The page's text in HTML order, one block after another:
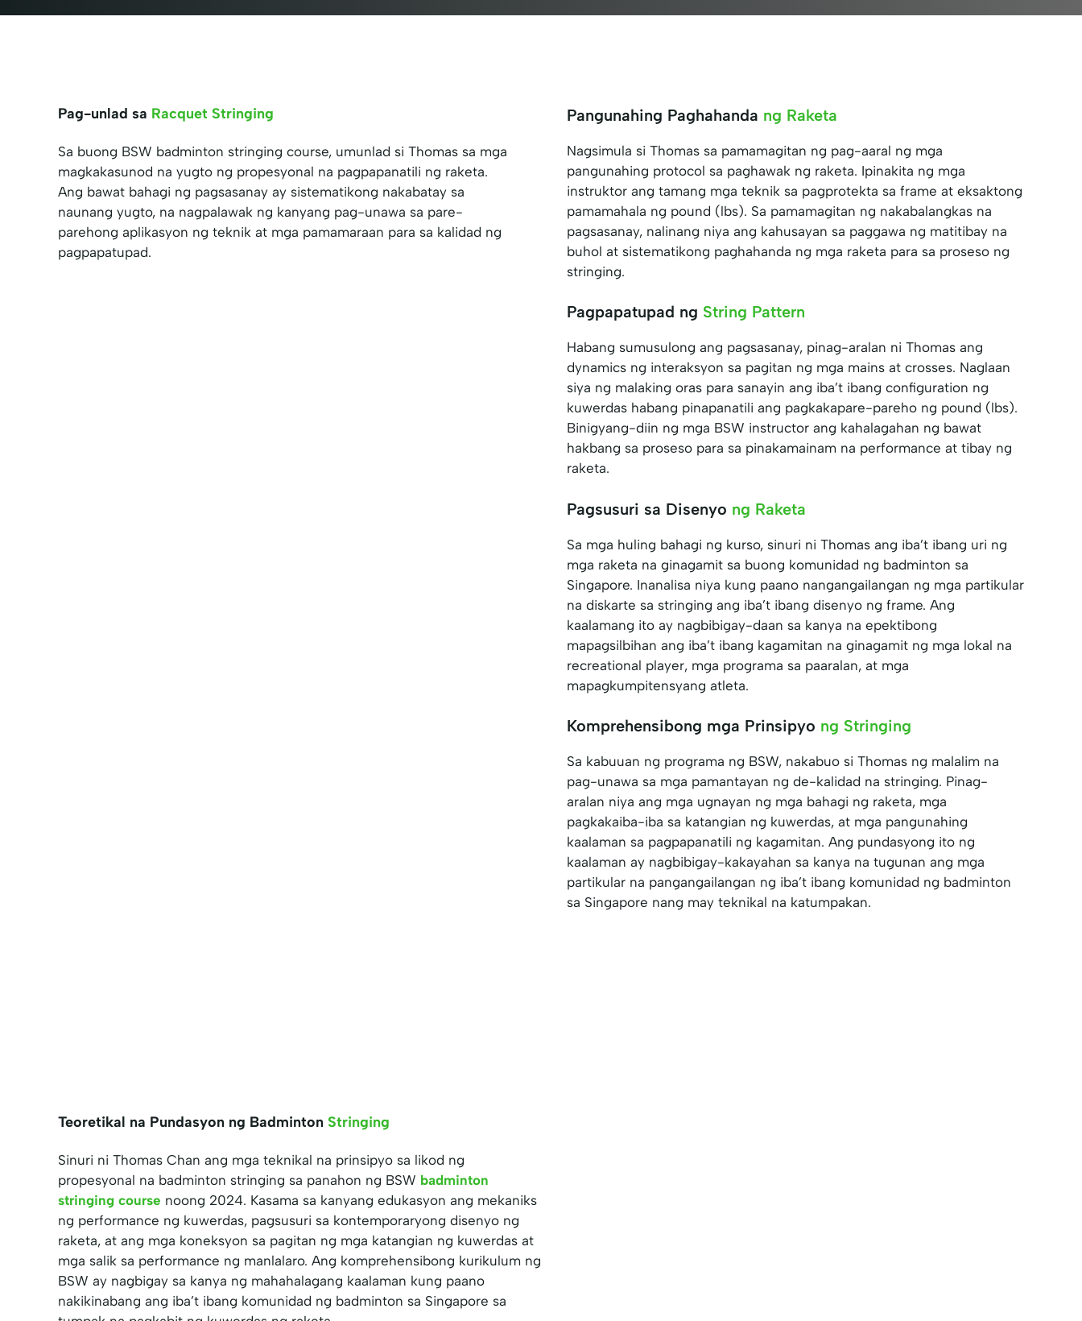
Pag-unlad sa Racquet Stringing
Sa buong BSW badminton stringing course, umunlad si Thomas sa mga
magkakasunod na yugto ng propesyonal na pagpapanatili ng raketa.
Ang bawat bahagi ng pagsasanay ay sistematikong nakabatay sa
naunang yugto, na nagpalawak ng kanyang pag-unawa sa pare-
parehong aplikasyon ng teknik at mga pamamaraan para sa kalidad ng
pagpapatupad.
Pangunahing Paghahanda ng Raketa
Nagsimula si Thomas sa pamamagitan ng pag-aaral ng mga
pangunahing protocol sa paghawak ng raketa. Ipinakita ng mga
instruktor ang tamang mga teknik sa pagprotekta sa frame at eksaktong
pamamahala ng pound (lbs). Sa pamamagitan ng nakabalangkas na
pagsasanay, nalinang niya ang kahusayan sa paggawa ng matitibay na
buhol at sistematikong paghahanda ng mga raketa para sa proseso ng
stringing.
Pagpapatupad ng String Pattern
Habang sumusulong ang pagsasanay, pinag-aralan ni Thomas ang
dynamics ng interaksyon sa pagitan ng mga mains at crosses. Naglaan
siya ng malaking oras para sanayin ang iba’t ibang configuration ng
kuwerdas habang pinapanatili ang pagkakapare-pareho ng pound (lbs).
Binigyang-diin ng mga BSW instructor ang kahalagahan ng bawat
hakbang sa proseso para sa pinakamainam na performance at tibay ng
raketa.
Pagsusuri sa Disenyo ng Raketa
Sa mga huling bahagi ng kurso, sinuri ni Thomas ang iba’t ibang uri ng
mga raketa na ginagamit sa buong komunidad ng badminton sa
Singapore. Inanalisa niya kung paano nangangailangan ng mga partikular
na diskarte sa stringing ang iba’t ibang disenyo ng frame. Ang
kaalamang ito ay nagbibigay-daan sa kanya na epektibong
mapagsilbihan ang iba’t ibang kagamitan na ginagamit ng mga lokal na
recreational player, mga programa sa paaralan, at mga
mapagkumpitensyang atleta.
Komprehensibong mga Prinsipyo ng Stringing
Sa kabuuan ng programa ng BSW, nakabuo si Thomas ng malalim na
pag-unawa sa mga pamantayan ng de-kalidad na stringing. Pinag-
aralan niya ang mga ugnayan ng mga bahagi ng raketa, mga
pagkakaiba-iba sa katangian ng kuwerdas, at mga pangunahing
kaalaman sa pagpapanatili ng kagamitan. Ang pundasyong ito ng
kaalaman ay nagbibigay-kakayahan sa kanya na tugunan ang mga
partikular na pangangailangan ng iba’t ibang komunidad ng badminton
sa Singapore nang may teknikal na katumpakan.
Teoretikal na Pundasyon ng Badminton Stringing
Sinuri ni Thomas Chan ang mga teknikal na prinsipyo sa likod ng
propesyonal na badminton stringing sa panahon ng BSW badminton
stringing course noong 2024. Kasama sa kanyang edukasyon ang mekaniks
ng performance ng kuwerdas, pagsusuri sa kontemporaryong disenyo ng
raketa, at ang mga koneksyon sa pagitan ng mga katangian ng kuwerdas at
mga salik sa performance ng manlalaro. Ang komprehensibong kurikulum ng
BSW ay nagbigay sa kanya ng mahahalagang kaalaman kung paano
nakikinabang ang iba’t ibang komunidad ng badminton sa Singapore sa